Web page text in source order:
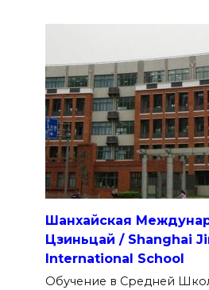
Шанхайская
Цзиньцай / Shanghai
International School
Обучение в Средней